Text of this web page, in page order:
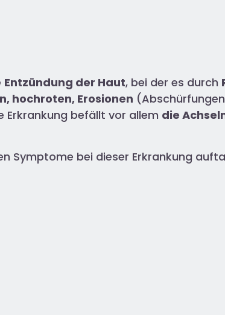
Entzündung der Haut, bei der es durch
hochroten, Erosionen
Erkrankung befällt vor allem die
Symptome bei dieser Erkrankung